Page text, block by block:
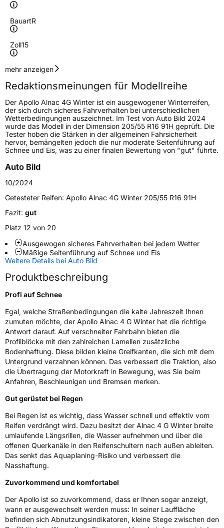
BauartR
Zoll15
Geschwindigkeitsindex
Höchstgeschwindigkeit
190 km/h
Lastindex84
Höchstlast500 kg
Gewicht (in kg)7,137 kg
Generelle Merkmale
Fahrzeugtyp
VerwendungWinterreifen
Modellname
FahrzeugartPKW & SUV
Weitere Eigenschaften
SchlauchtypTL
M+SJa
EU Label
EffizienzD
Nasshaftung
Rollgeräusch (Klasse)B
Rollgeräusch (dB)
72
FahrzeugklasseC1
3PMSF / Schneeflockensymbol / Alpine-Symbol
EPREL ID 2019457
Allgemeine Produktsicherheit (GPSR)
mehr anzeigen
Redaktionsmeinungen für Modellreihe
Der Apollo Alnac 4G Winter ist ein ausgewogener Winterreifen,
der sich durch sicheres Fahrverhalten bei unterschiedlichen
Wetterbedingungen auszeichnet. Im Test von Auto Bild 2024
wurde das Modell in der Dimension 205/55 R16 91H geprüft. Die
Tester hoben die Stärken in der allgemeinen Fahrsicherheit
hervor, bemängelten jedoch die nur moderate Seitenführung auf
Schnee und Eis, was zu einer finalen Bewertung von "gut" führte.
Auto Bild
10/2024
Getesteter Reifen: Apollo Alnac 4G Winter 205/55 R16 91H
Fazit: gut
Platz 12 von 20
Ausgewogen sicheres Fahrverhalten bei jedem Wetter
Mäßige Seitenführung auf Schnee und Eis
Weitere Details bei Auto Bild
Produktbeschreibung
Profi auf Schnee
Egal, welche Straßenbedingungen die kalte Jahreszeit Ihnen
zumuten möchte, der Apollo Alnac 4 G Winter hat die richtige
Antwort darauf. Auf verschneiter Fahrbahn bieten die
Profilblöcke mit den zahlreichen Lamellen zusätzliche
Bodenhaftung. Diese bilden kleine Greifkanten, die sich mit dem
Untergrund verzahnen können. Das verbessert die Traktion, also
die Übertragung der Motorkraft in Bewegung, was Sie beim
Anfahren, Beschleunigen und Bremsen merken.
Gut gerüstet bei Regen
Bei Regen ist es wichtig, dass Wasser schnell und effektiv vom
Reifen verdrängt wird. Dazu besitzt der Alnac 4 G Winter breite
umlaufende Längsrillen, die Wasser aufnehmen und über die
offenen Querkanäle in den Reifenschultern nach außen ableiten.
Das senkt das Aquaplaning-Risiko und verbessert die
Nasshaftung.
Zuvorkommend und komfortabel
Der Apollo ist so zuvorkommend, dass er Ihnen sogar anzeigt,
wann er ausgewechselt werden muss: In seiner Lauffläche
befinden sich Abnutzungsindikatoren, kleine Stege zwischen den